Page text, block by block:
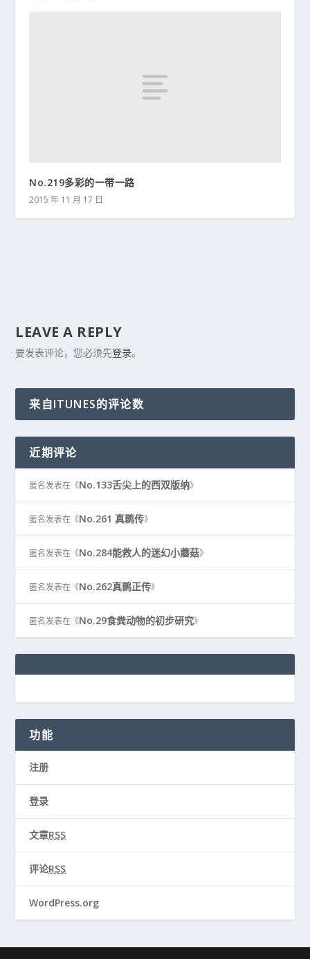
No.219多彩的一带一路
2015 年 11 月 17 日
LEAVE A REPLY
要发表评论，您必须先登录。
来自ITUNES的评论数
近期评论
匿名发表在《No.133舌尖上的西双版纳》
匿名发表在《No.261 真鹮传》
匿名发表在《No.284能救人的迷幻小蘑菇》
匿名发表在《No.262真鹮正传》
匿名发表在《No.29食粪动物的初步研究》
功能
注册
登录
文章RSS
评论RSS
WordPress.org